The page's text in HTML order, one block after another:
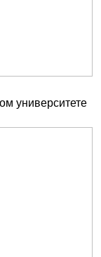
университете